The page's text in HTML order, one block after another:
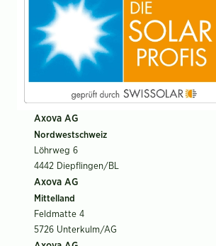
Axova AG
Nordwestschweiz
Löhrweg 6
4442 Diepflingen/BL
Axova AG
Mittelland
Feldmatte 4
5726 Unterkulm/AG